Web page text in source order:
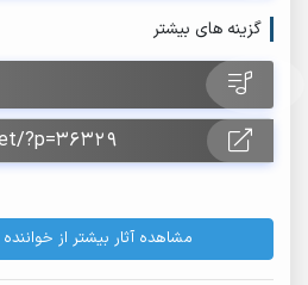
گزینه های بیشتر
مشاهده آثار بیشتر از خواننده